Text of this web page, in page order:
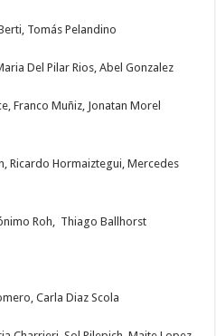
Tomás Pelandino
Del Pilar Rios, Abel Gonzalez
Franco Muñiz, Jonatan Morel
Ricardo Hormaiztegui, Mercedes
Roh, Thiago Ballhorst
Carla Diaz Scola